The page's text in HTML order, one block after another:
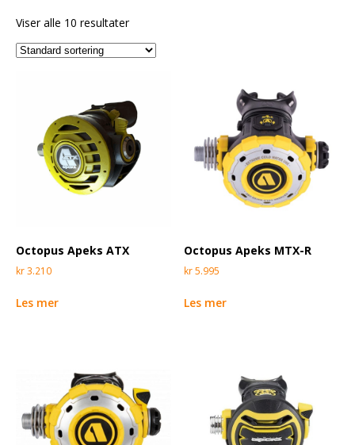
Viser alle 10 resultater
Octopus Apeks ATX
kr3.210
Les mer
Octopus Apeks MTX-R
kr5.995
Les mer